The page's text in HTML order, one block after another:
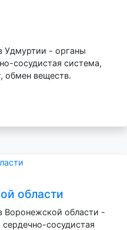
Удмуртии - органы
сосудистая система,
обмен веществ.
области
Воронежской области -
сосудистая